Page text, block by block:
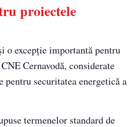
proiectele
o excepție importantă pentru
Cernavodă, considerate
pentru securitatea energetică a
termenelor standard de